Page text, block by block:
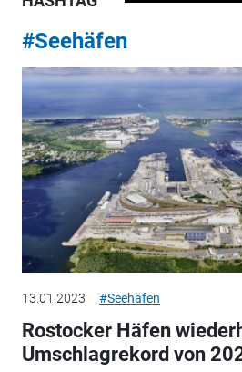
#Seehäfen
13.01.2023 #Seehäfen
Rostocker Häfen
Umschlagrekord von